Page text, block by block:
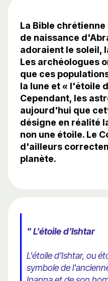
La Bible
de naissance
adoraient le soleil,
Les archéologues
que ces
la lune et « l'étoile
Cependant, les
aujourd'hui que
désigne en réalité
non une étoile. Le
d'ailleurs
planète.
" L'étoile d'Ishtar
L'étoile d'Ishtar, ou
symbole de